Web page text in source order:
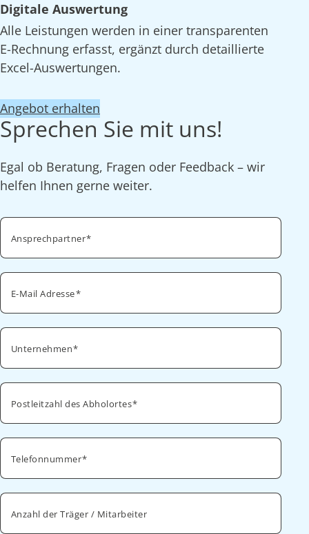
Digitale Auswertung
Alle Leistungen werden in einer transparenten
E-Rechnung erfasst, ergänzt durch detaillierte
Excel-Auswertungen.
Angebot erhalten
Sprechen Sie mit uns!
Egal ob Beratung, Fragen oder Feedback – wir
helfen Ihnen gerne weiter.
Ansprechpartner
E-Mail Adresse
Unternehmen
Postleitzahl des Abholortes
Telefonnummer
Anzahl der Träger / Mitarbeiter